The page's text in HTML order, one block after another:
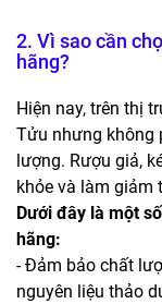
2. Vì sao cần
hãng?
Hiện nay, trên thị
Tửu nhưng không
lượng. Rượu giả,
khỏe và làm giảm
Dưới đây là một
hãng:
- Đảm bảo chất
nguyên liệu thảo